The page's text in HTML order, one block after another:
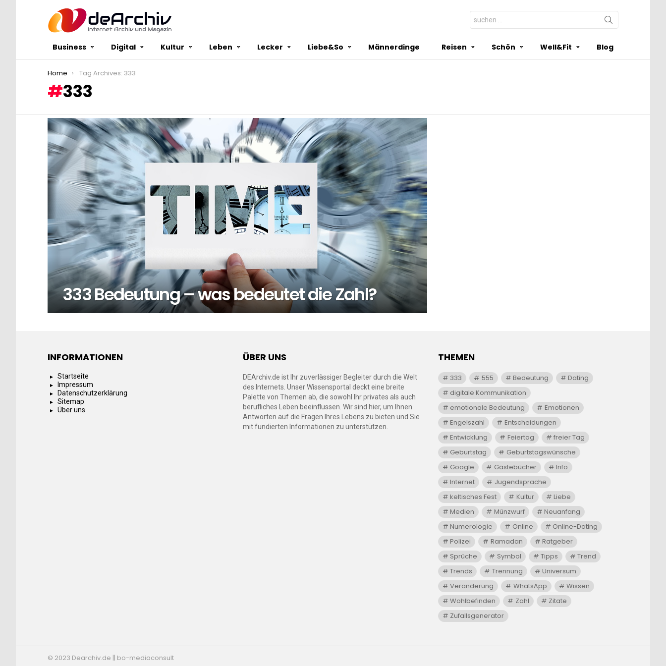
Search
for:
Business Digital Kultur Leben Lecker Liebe&So Männerdinge Reisen Schön Well&Fit Blog
You are here:
Home Tag Archives: 333
333
LATEST
STORIES
333 Bedeutung – was bedeutet die Zahl?
INFORMATIONEN
Startseite
Impressum
Datenschutzerklärung
Sitemap
Über uns
ÜBER UNS
DEArchiv.de ist Ihr zuverlässiger Begleiter durch die Welt
des Internets. Unser Wissensportal deckt eine breite
Palette von Themen ab, die sowohl Ihr privates als auch
berufliches Leben beeinflussen. Wir sind hier, um Ihnen
Antworten auf die Fragen Ihres Lebens zu bieten und Sie
mit fundierten Informationen zu unterstützen.
THEMEN
333 555 Bedeutung
Dating
digitale Kommunikation
emotionale Bedeutung
Emotionen
Engelszahl
Entscheidungen
Entwicklung
Feiertag
freier Tag
Geburtstag
Geburtstagswünsche
Google
Gästebücher
Info
Internet
Jugendsprache
keltisches Fest
Kultur
Liebe
Medien
Münzwurf
Neuanfang
Numerologie
Online
Online-Dating
Polizei
Ramadan
Ratgeber
Sprüche
Symbol Tipps
Trend
Trends
Trennung
Universum
Veränderung
WhatsApp
Wissen
Wohlbefinden
Zahl
Zitate
Zufallsgenerator
© 2023 Dearchiv.de || bo-mediaconsult